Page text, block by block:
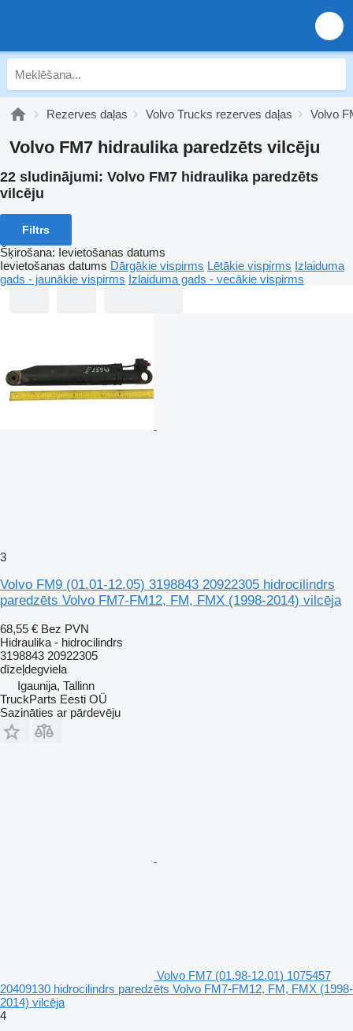
Rezerves daļas Volvo Trucks rezerves daļas Volvo
Volvo FM7 hidraulika paredzēts vilcēju
22 sludinājumi: Volvo FM7 hidraulika paredzēts
vilcēju
Filtrs
Šķirošana: Ievietošanas datums
Ievietošanas datums Dārgākie vispirms Lētākie vispirms Izlaiduma
gads - jaunākie vispirms Izlaiduma gads - vecākie vispirms
3
Volvo FM9 (01.01-12.05) 3198843 20922305 hidrocilindrs
paredzēts Volvo FM7-FM12, FM, FMX (1998-2014) vilcēja
68,55 € Bez PVN
Hidraulika - hidrocilindrs
3198843 20922305
dīzeļdegviela
Igaunija, Tallinn
TruckParts Eesti OÜ
Sazināties ar pārdevēju
Volvo FM7 (01.98-12.01) 1075457
20409130 hidrocilindrs paredzēts Volvo FM7-FM12, FM, FMX (1998-
2014) vilcēja
4